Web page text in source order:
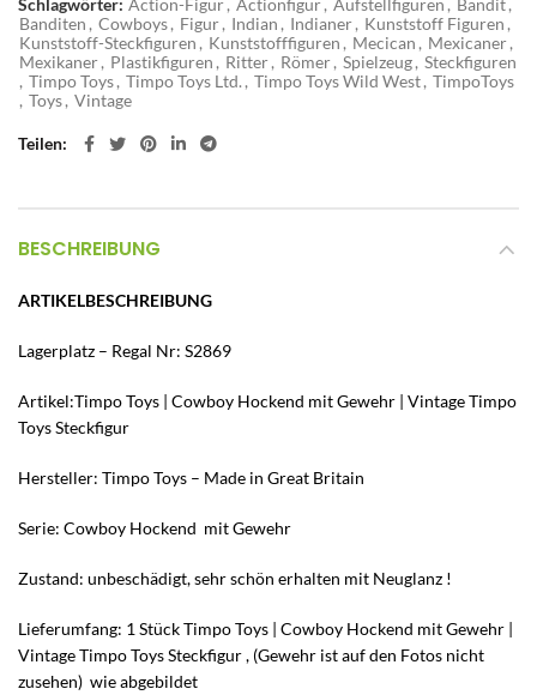
Schlagwörter: Action-Figur, Actionfigur, Aufstellfiguren , Bandit,
Banditen , Cowboys, Figur, Indian , Indianer, Kunststoff Figuren ,
Kunststoff-Steckfiguren , Kunststofffiguren , Mecican , Mexicaner,
Mexikaner, Plastikfiguren , Ritter, Römer, Spielzeug, Steckfiguren
, Timpo Toys, Timpo Toys Ltd. , Timpo Toys Wild West, TimpoToys
, Toys, Vintage
Teilen
BESCHREIBUNG
ARTIKELBESCHREIBUNG
Lagerplatz – Regal Nr: S2869
Artikel:Timpo Toys | Cowboy Hockend mit Gewehr | Vintage Timpo
Toys Steckfigur
Hersteller: Timpo Toys – Made in Great Britain
Serie: Cowboy Hockend mit Gewehr
Zustand: unbeschädigt, sehr schön erhalten mit Neuglanz !
Lieferumfang: 1 Stück Timpo Toys | Cowboy Hockend mit Gewehr |
Vintage Timpo Toys Steckfigur , (Gewehr ist auf den Fotos nicht
zusehen) wie abgebildet